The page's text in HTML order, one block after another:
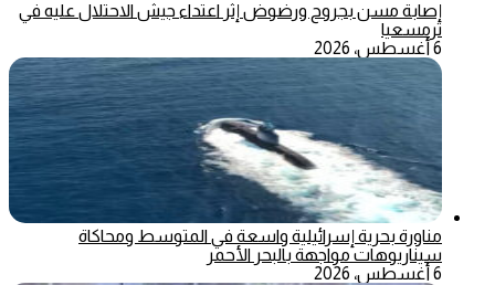
إصابة مسن بجروح ورضوض إثر اعتداء جيش الاحتلال عليه في
ترمسعيا
6 أغسطس، 2026
مناورة بحرية إسرائيلية واسعة في المتوسط ومحاكاة
سيناريوهات مواجهة بالبحر الأحمر
6 أغسطس، 2026